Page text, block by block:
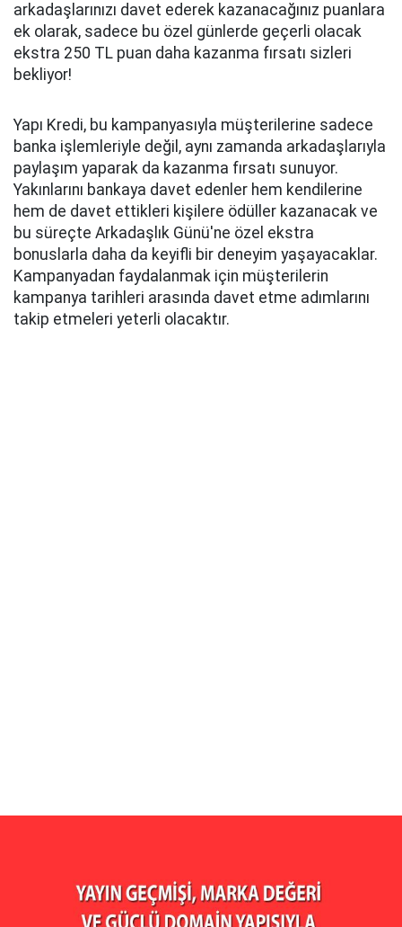
arkadaşlarınızı davet ederek kazanacağınız puanlara
ek olarak, sadece bu özel günlerde geçerli olacak
ekstra 250 TL puan daha kazanma fırsatı sizleri
bekliyor!
Yapı Kredi, bu kampanyasıyla müşterilerine sadece
banka işlemleriyle değil, aynı zamanda arkadaşlarıyla
paylaşım yaparak da kazanma fırsatı sunuyor.
Yakınlarını bankaya davet edenler hem kendilerine
hem de davet ettikleri kişilere ödüller kazanacak ve
bu süreçte Arkadaşlık Günü'ne özel ekstra
bonuslarla daha da keyifli bir deneyim yaşayacaklar.
Kampanyadan faydalanmak için müşterilerin
kampanya tarihleri arasında davet etme adımlarını
takip etmeleri yeterli olacaktır.